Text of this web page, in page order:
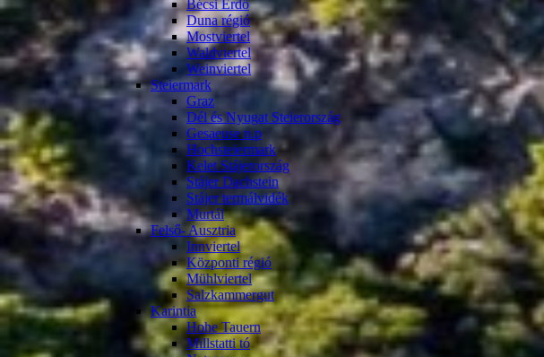
Bécsi Erdő
Duna régió
Mostviertel
Waldviertel
Weinviertel
Steiermark
Graz
Dél és Nyugat Steierország
Gesaeuse n.p
Hochsteiermark
Kelet Stájerország
Stájer Dachstein
Stájer termálvidék
Murtál
Felső- Ausztria
Innviertel
Központi régió
Mühlviertel
Salzkammergut
Karintia
Hohe Tauern
Millstatti tó